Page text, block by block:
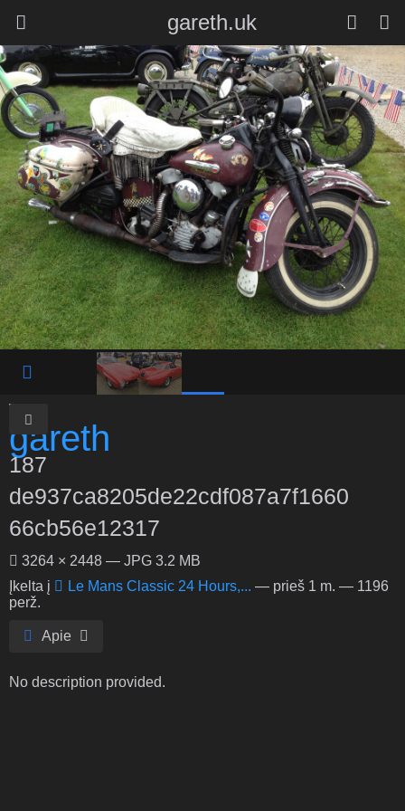
gareth.uk
187
de937ca8205de22cdf087a7f1660
66cb56e12317
3264 × 2448 — JPG 3.2 MB
Įkelta į
Le Mans Classic 24 Hours,... — prieš 1 m. — 1196
perž.
Apie
No description provided.